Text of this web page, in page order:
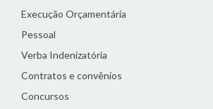
Execução Orçamentária
Pessoal
Verba Indenizatória
Contratos e convênios
Concursos